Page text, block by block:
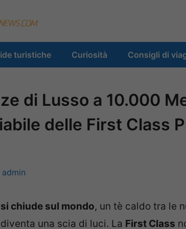
turistiche Curiosità Consigli di
di Lusso a 10.000
delle First Class
admin
chiude sul mondo, un tè caldo tra le
una scia di luci. La First Class